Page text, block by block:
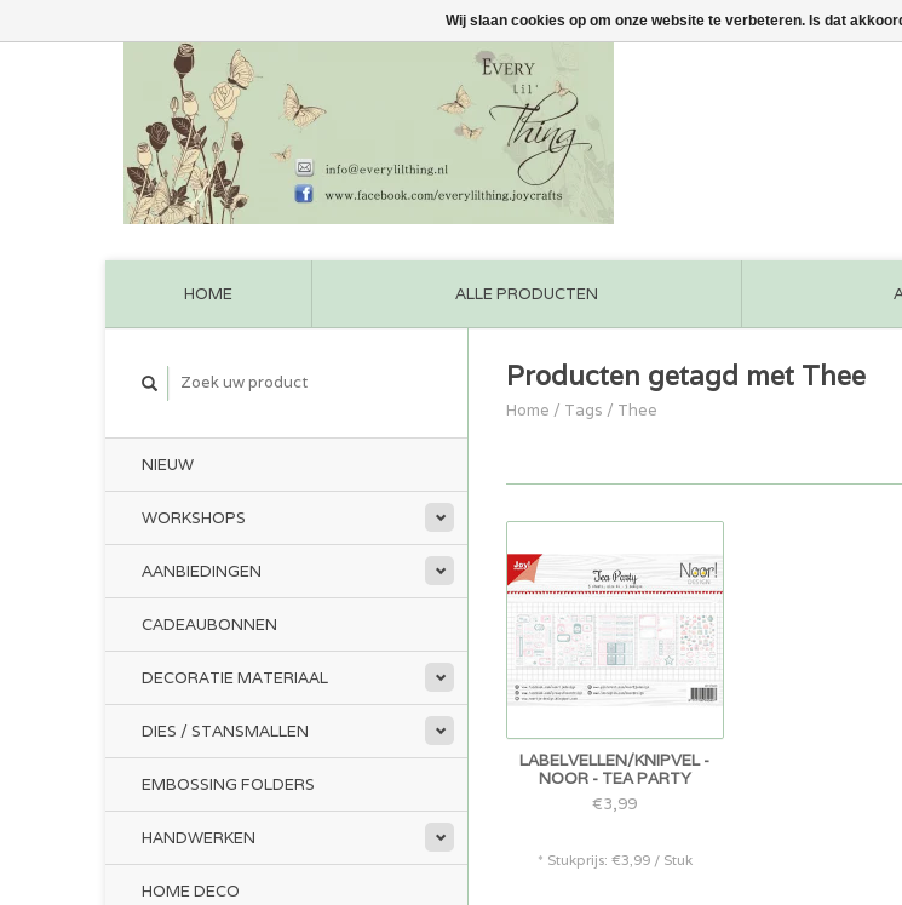
HOME ALLE PRODUCTEN
NIEUW
WORKSHOPS
AANBIEDINGEN
CADEAUBONNEN
DECORATIE MATERIAAL
DIES / STANSMALLEN
EMBOSSING FOLDERS
HANDWERKEN
HOME DECO
Producten getagd met Thee
Home / Tags / Thee
LABELVELLEN/KNIPVEL -
NOOR - TEA PARTY
€3,99
* Stukprijs: €3,99 / Stuk
Wij slaan cookies op om onze website te verbeteren. Is dat